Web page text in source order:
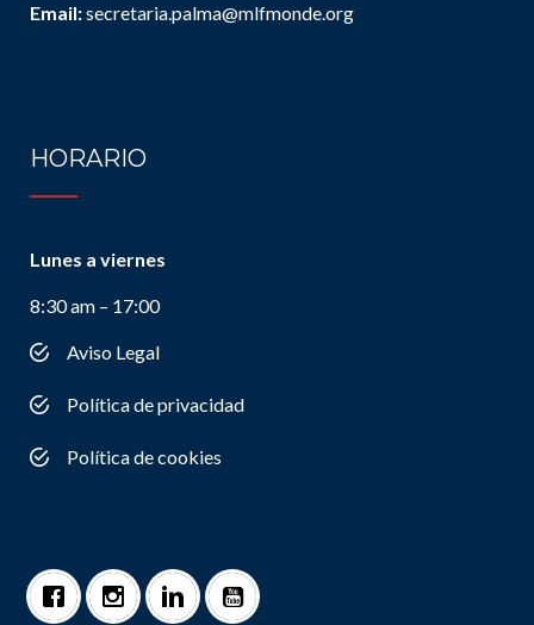
Email:secretaria.palma@mlfmonde.org
HORARIO
Lunes a viernes
8:30 am – 17:00
Aviso Legal
Política de privacidad
Política de cookies